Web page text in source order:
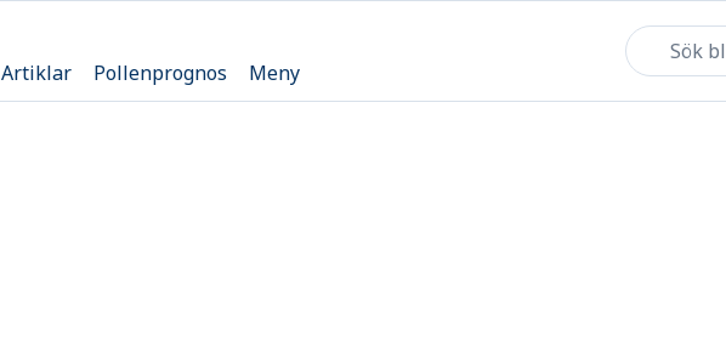
Artiklar Pollenprognos Meny